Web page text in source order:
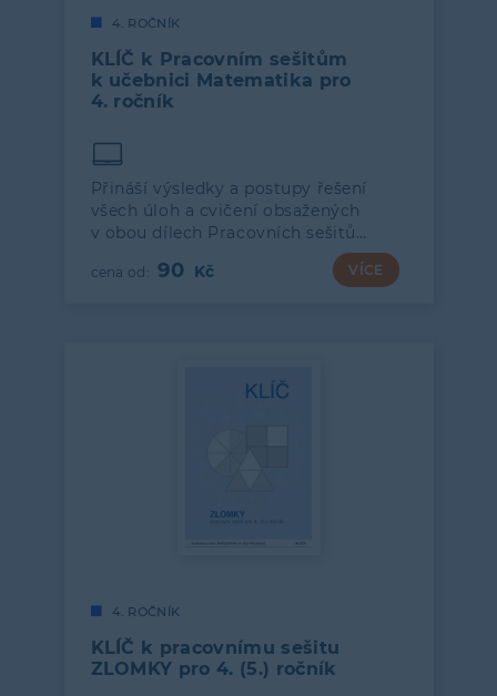
4. ROČNÍK
KLÍČ k Pracovním sešitům
k učebnici Matematika pro
4. ročník
Přináší výsledky a postupy řešení
všech úloh a cvičení obsažených
v obou dílech Pracovních sešitů…
90 VÍCE
4. ROČNÍK
KLÍČ k pracovnímu sešitu
ZLOMKY pro 4. (5.) ročník